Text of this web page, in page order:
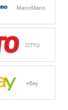
ManoMano
OTTO
eBay